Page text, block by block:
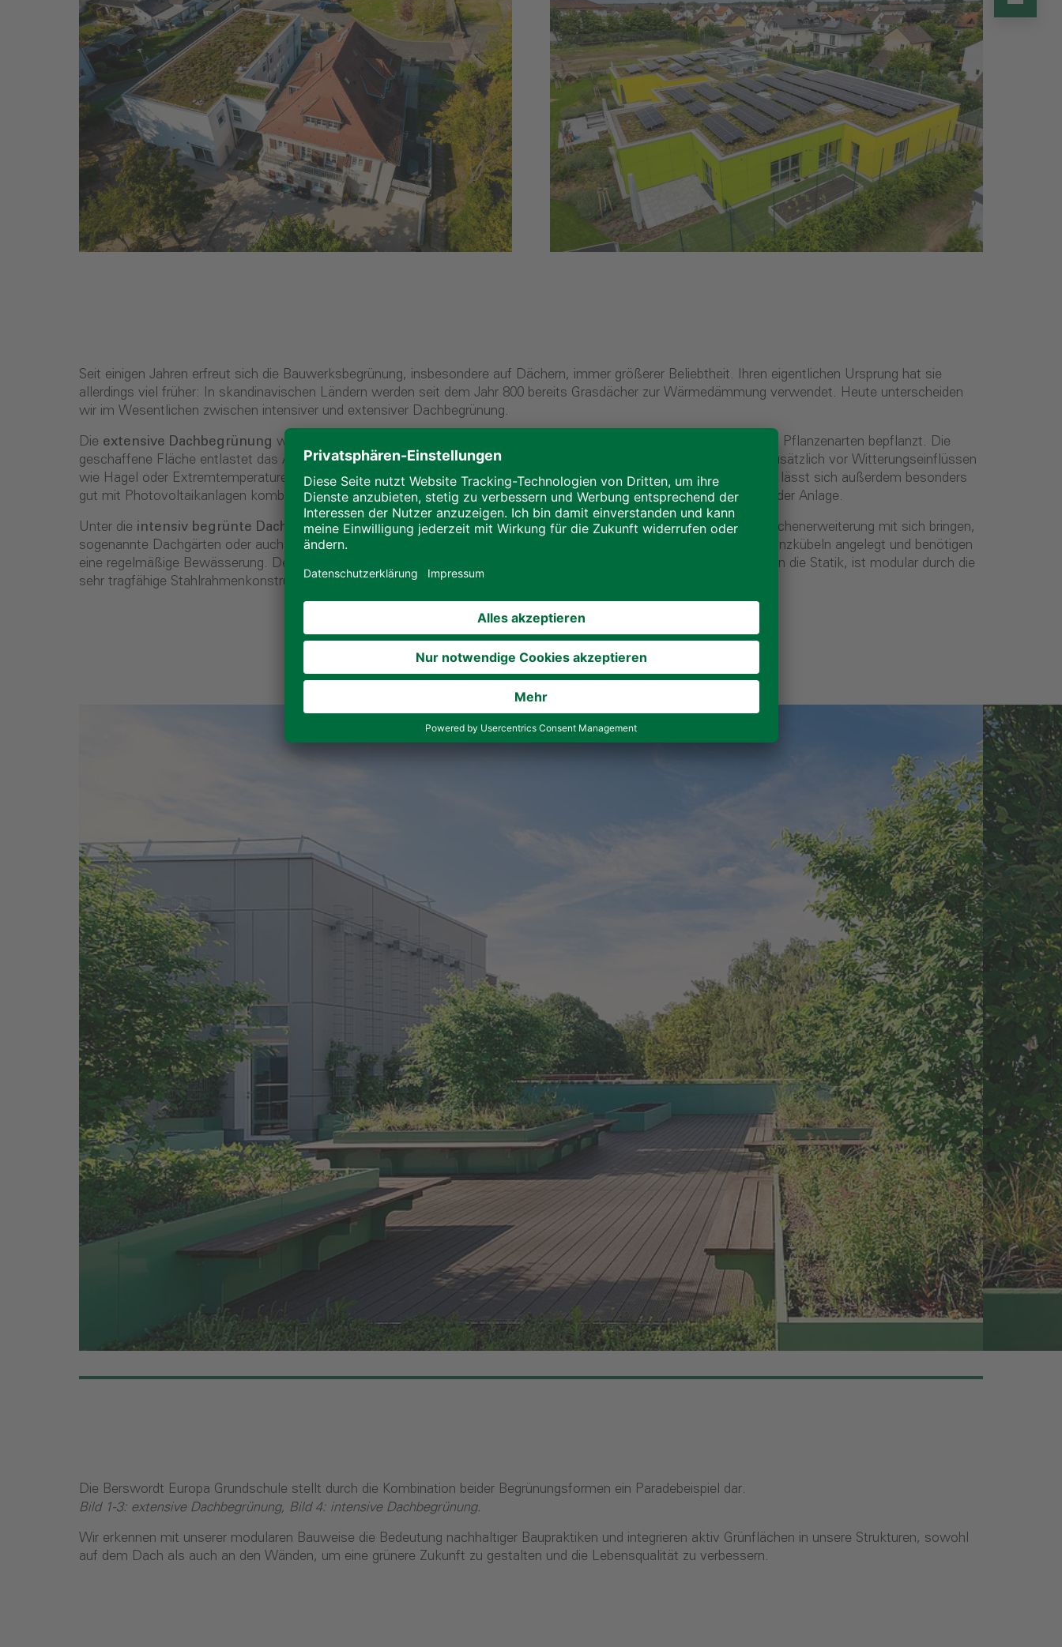
Seit einigen Jahren erfreut sich die Bauwerksbegrünung, insbesondere auf Dächern, immer größerer Beliebtheit. Ihren eigentlichen Ursprung hat sie
allerdings viel früher: In skandinavischen Ländern werden seit dem Jahr 800 bereits Grasdächer zur Wärmedämmung verwendet. Heute unterscheiden
wir im Wesentlichen zwischen intensiver und extensiver Dachbegrünung.
Die extensive Dachbegrünung wird flächendeckend mit Moosen, Gräsern, Sukkulenten oder ähnlichen genügsamen Pflanzenarten bepflanzt. Die
geschaffene Fläche entlastet das Abwassersystem durch die Speicherung von Regenwasser, schützt das Gebäude zusätzlich vor Witterungseinflüssen
wie Hagel oder Extremtemperaturen und wirkt sich somit positiv auf die Energiekosten aus. Intensive Dachbegrünung lässt sich außerdem besonders
gut mit Photovoltaikanlagen kombinieren. Die Verdunstungskühlung der Grünfläche sorgt für eine effizientere Wirkung der Anlage.
Unter die intensiv begrünte Dachbegrünungfallen Dachflächen, die neben den ökologischen Vorteilen eine Nutzflächenerweiterung mit sich bringen,
sogenannte Dachgärten oder auch Dachterrassen. Stauden, Sträucher und kleinere Bäume werden in Beeten oder Pflanzkübeln angelegt und benötigen
eine regelmäßige Bewässerung. Der Aufbau einer extensiven Dachbegrünung stellt außerdem höhere Anforderungen an die Statik, ist modular durch die
sehr tragfähige Stahlrahmenkonstruktion allerdings problemlos umsetzbar.
Die Berswordt Europa Grundschule stellt durch die Kombination beider Begrünungsformen ein Paradebeispiel dar.
Bild 1-3: extensive Dachbegrünung, Bild 4: intensive Dachbegrünung.
Wir erkennen mit unserer modularen Bauweise die Bedeutung nachhaltiger Baupraktiken und integrieren aktiv Grünflächen in unsere Strukturen, sowohl
auf dem Dach als auch an den Wänden, um eine grünere Zukunft zu gestalten und die Lebensqualität zu verbessern.